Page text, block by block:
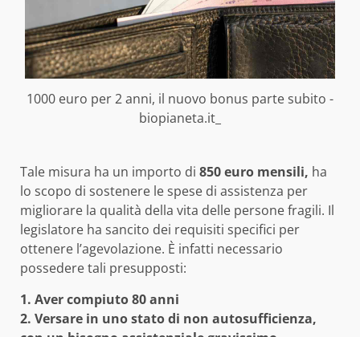
1000 euro per 2 anni, il nuovo bonus parte subito -
biopianeta.it_
Tale misura ha un importo di 850 euro mensili, ha
lo scopo di sostenere le spese di assistenza per
migliorare la qualità della vita delle persone fragili. Il
legislatore ha sancito dei requisiti specifici per
ottenere l’agevolazione. È infatti necessario
possedere tali presupposti:
1. Aver compiuto 80 anni
2. Versare in uno stato di non autosufficienza,